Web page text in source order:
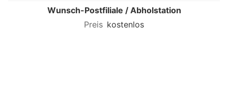
Wunsch-Postfiliale / Abholstation
kostenlos